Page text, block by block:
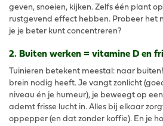
geven, snoeien, kijken. Zelfs één plant
rustgevend effect hebben. Probeer het
je je beter kunt concentreren?
2. Buiten werken = vitamine D en
Tuinieren betekent meestal: naar
brein nodig heeft. Je vangt zonlicht
niveau én je humeur), je beweegt op
ademt frisse lucht in. Alles bij elkaar
oppepper (en dat zonder koffie). En je